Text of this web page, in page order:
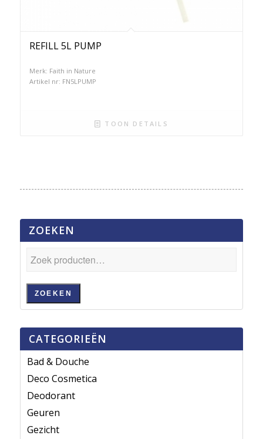
REFILL 5L PUMP
Merk: Faith in Nature
Artikel nr: FN5LPUMP
TOON DETAILS
ZOEKEN
ZOEKEN
CATEGORIEËN
Bad & Douche
Deco Cosmetica
Deodorant
Geuren
Gezicht